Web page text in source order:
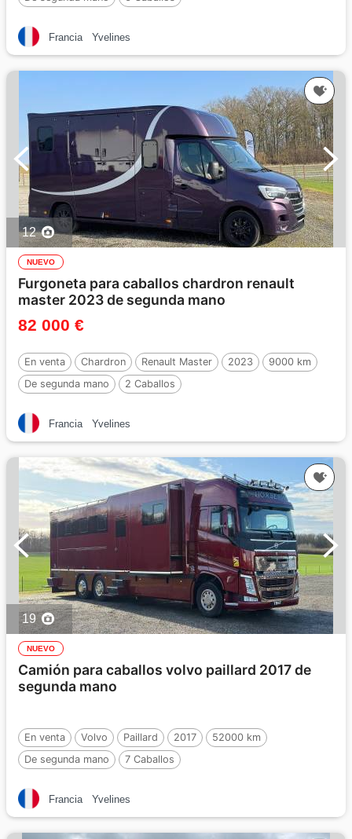
Francia Yvelines
12
NUEVO
Furgoneta para caballos chardron renault
master 2023 de segunda mano
82 000 €
En venta Chardron Renault Master 2023
9000 km
De segunda mano
2 Caballos
Francia Yvelines
19
NUEVO
Camión para caballos volvo paillard 2017 de
segunda mano
En venta Volvo Paillard 2017
52000 km
De segunda mano
7 Caballos
Francia Yvelines